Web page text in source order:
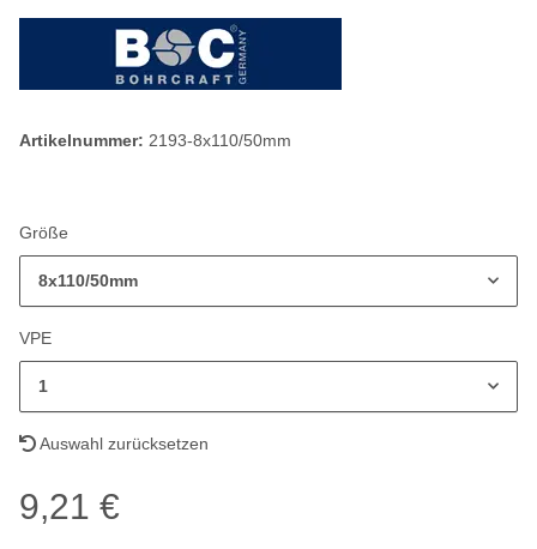
Artikelnummer: 2193-8x110/50mm
Größe
8x110/50mm
VPE
1
Auswahl zurücksetzen
9,21 €